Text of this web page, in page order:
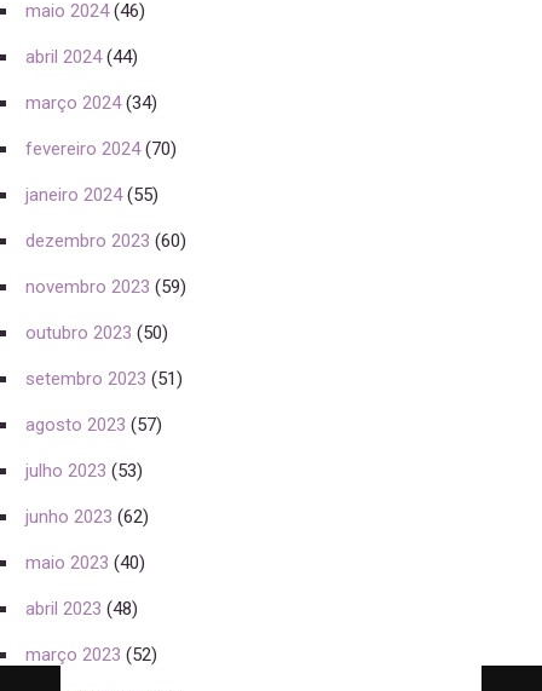
maio 2024(46)
abril 2024(44)
março 2024(34)
fevereiro 2024(70)
janeiro 2024(55)
dezembro 2023 (60)
novembro 2023 (59)
outubro 2023 (50)
setembro 2023 (51)
agosto 2023 (57)
julho 2023 (53)
junho 2023 (62)
maio 2023 (40)
abril 2023 (48)
março 2023 (52)